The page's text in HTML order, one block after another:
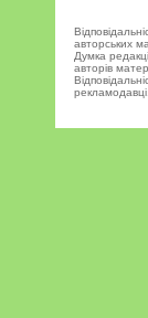
авторських
Думка
авторів
рекламодавці.